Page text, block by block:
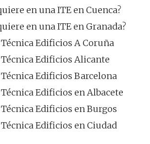
en una ITE en Cuenca?
en una ITE en Granada?
Edificios A Coruña
Edificios Alicante
Edificios Barcelona
Edificios en Albacete
Edificios en Burgos
Edificios en Ciudad